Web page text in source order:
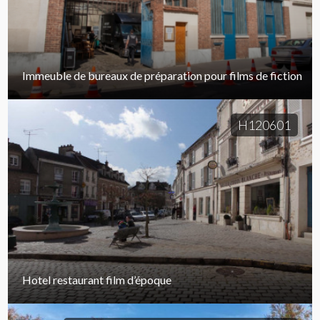
Immeuble de bureaux de préparation pour films de fiction
H120601
Hotel restaurant film d’époque